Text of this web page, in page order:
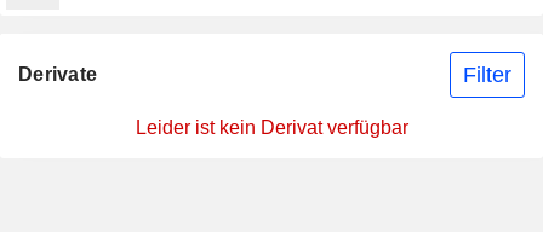
Derivate Filter
Leider ist kein Derivat verfügbar